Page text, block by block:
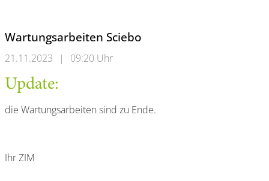
Wartungsarbeiten Sciebo
21.11.2023 | 09:20 Uhr
Update:
die Wartungsarbeiten sind zu Ende.
Ihr ZIM